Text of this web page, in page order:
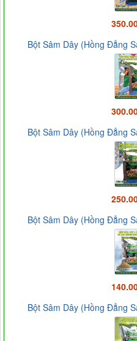
Bột Sâm Dây (Hồng Đẳng
Bột Sâm Dây (Hồng Đẳng
Bột Sâm Dây (Hồng Đẳng
Bột Sâm Dây (Hồng Đẳng